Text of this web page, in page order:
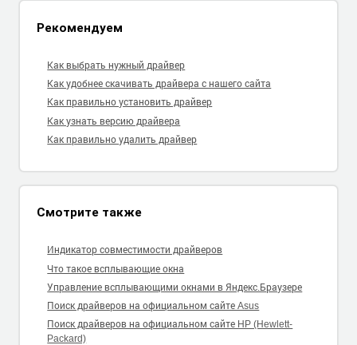
Рекомендуем
Как выбрать нужный драйвер
Как удобнее скачивать драйвера с нашего сайта
Как правильно установить драйвер
Как узнать версию драйвера
Как правильно удалить драйвер
Смотрите также
Индикатор совместимости драйверов
Что такое всплывающие окна
Управление всплывающими окнами в Яндекс.Браузере
Поиск драйверов на официальном сайте Asus
Поиск драйверов на официальном сайте HP (Hewlett-
Packard)